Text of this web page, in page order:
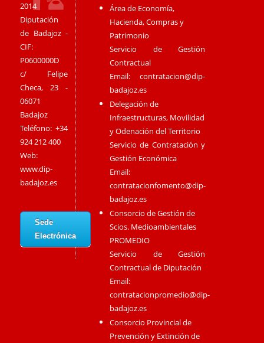
2014
Diputación
de Badajoz -
CIF:
P0600000D
c/ Felipe
Checa, 23 -
06071
Badajoz
Teléfono: +34
924 212 400
Web:
www.dip-
badajoz.es
Sede
Electrónica
Área de Economía,
Hacienda, Compras y
Patrimonio
Servicio de Gestión
Contractual
Email:contratacion@dip-
badajoz.es
Delegación de
Infraestructuras, Movilidad
y Odenación del Territorio
Servicio de Contratación y
Gestión Económica
Email:
contratacionfomento@dip-
badajoz.es
Consorcio de Gestión de
Scios. Medioambientales
PROMEDIO
Servicio de Gestión
Contractual de Diputación
Email:
contratacionpromedio@dip-
badajoz.es
Consorcio Provincial de
Prevención y Extinción de